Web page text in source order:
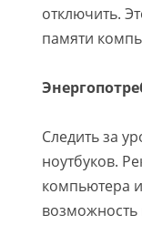
отключить.
памяти
Следить за
ноутбуков.
компьютера
возможность